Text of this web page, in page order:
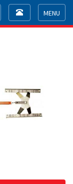
Toggle
Toggle
navigation